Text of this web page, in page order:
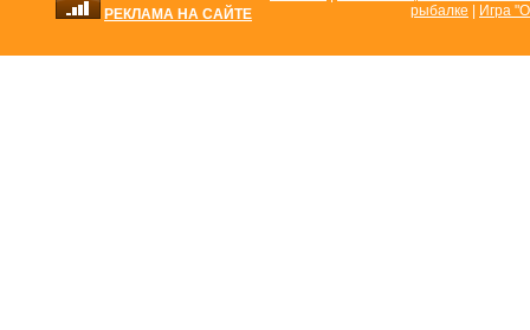
РЕКЛАМА НА САЙТЕ
рыбалке
Игра